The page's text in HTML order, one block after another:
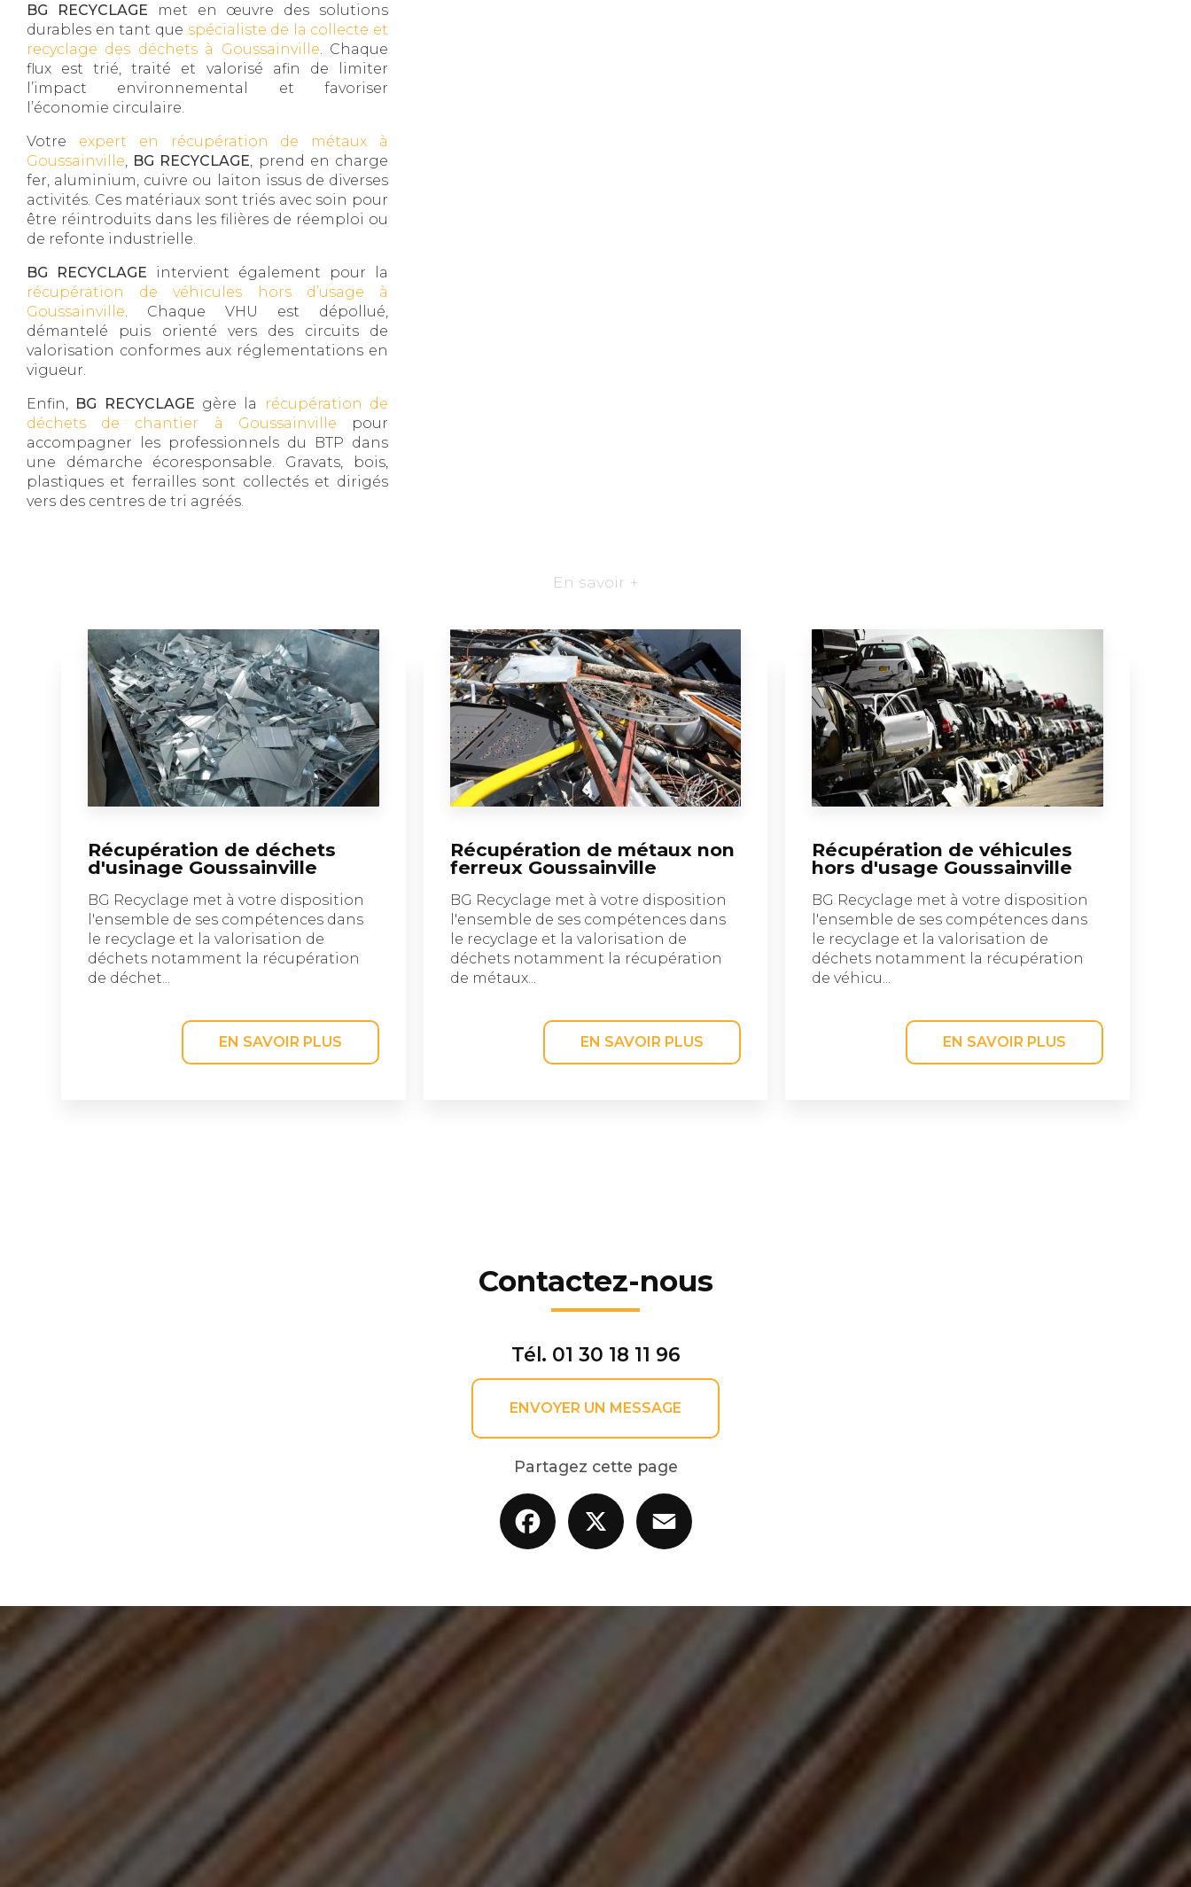
BG RECYCLAGE met en œuvre des solutions
durables en tant que spécialiste de la collecte et
recyclage des déchets à Goussainville. Chaque
flux est trié, traité et valorisé afin de limiter
l’impact environnemental et favoriser
l’économie circulaire.
Votre expert en récupération de métaux à
Goussainville, BG RECYCLAGE, prend en charge
fer, aluminium, cuivre ou laiton issus de diverses
activités. Ces matériaux sont triés avec soin pour
être réintroduits dans les filières de réemploi ou
de refonte industrielle.
BG RECYCLAGE intervient également pour la
récupération de véhicules hors d’usage à
Goussainville. Chaque VHU est dépollué,
démantelé puis orienté vers des circuits de
valorisation conformes aux réglementations en
vigueur.
Enfin, BG RECYCLAGE gère la
récupération de
déchets de chantier à Goussainville pour
accompagner les professionnels du BTP dans
une démarche écoresponsable. Gravats, bois,
plastiques et ferrailles sont collectés et dirigés
vers des centres de tri agréés.
En savoir +
Récupération de déchets
d'usinage Goussainville
BG Recyclage met à votre disposition
l'ensemble de ses compétences dans
le recyclage et la valorisation de
déchets notamment la récupération
de déchet...
EN SAVOIR PLUS
Récupération de métaux non
ferreux Goussainville
BG Recyclage met à votre disposition
l'ensemble de ses compétences dans
le recyclage et la valorisation de
déchets notamment la récupération
de métaux...
EN SAVOIR PLUS
Récupération de véhicules
hors d'usage Goussainville
BG Recyclage met à votre disposition
l'ensemble de ses compétences dans
le recyclage et la valorisation de
déchets notamment la récupération
de véhicu...
EN SAVOIR PLUS
Contactez-nous
Tél. 01 30 18 11 96
ENVOYER UN MESSAGE
Partagez cette page
Facebook